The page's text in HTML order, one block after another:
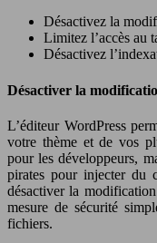
Désactivez la
Limitez l’accès au
Désactivez
Désactiver la
L’éditeur WordPress
votre thème et de vos
pour les développeurs,
pirates pour injecter du
désactiver la
mesure de sécurité
fichiers.